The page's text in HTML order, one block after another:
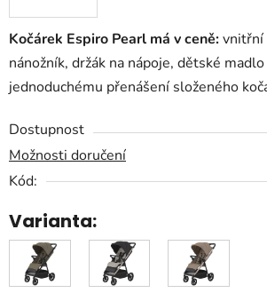
Kočárek Espiro Pearl má v ceně:vnitřní
nánožník, držák na nápoje, dětské
jednoduchému přenášení složeného
Dostupnost
Možnosti doručení
Kód:
Varianta: